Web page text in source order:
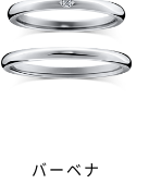
バーベナ